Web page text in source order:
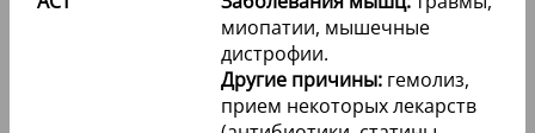
миопатии, мышечные
дистрофии.
Другие причины: гемолиз,
прием некоторых лекарств